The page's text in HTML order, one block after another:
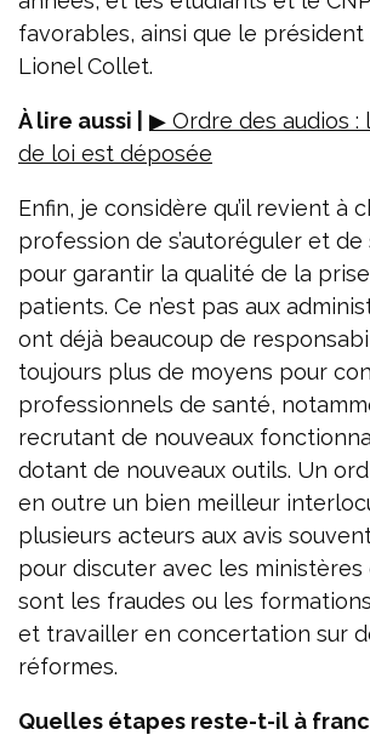
favorables, ainsi que le président
Lionel Collet.
À lire aussi |
▶ Ordre des audios :
de loi est déposée
Enfin, je considère qu’il revient à
profession de s’autoréguler et de
pour garantir la qualité de la
patients. Ce n’est pas aux
ont déjà beaucoup de
toujours plus de moyens pour
professionnels de santé,
recrutant de nouveaux
dotant de nouveaux outils. Un
en outre un bien meilleur
plusieurs acteurs aux avis
pour discuter avec les ministères
sont les fraudes ou les
et travailler en concertation sur
réformes.
Quelles étapes reste-t-il à